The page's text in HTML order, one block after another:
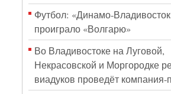
Футбол: «Динамо-
проиграло «Волгарю»
Во Владивостоке на Луговой,
Некрасовской и Моргородке
виадуков проведёт компания-